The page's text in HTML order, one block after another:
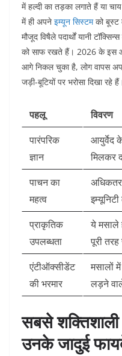
में हल्दी का तड़का लगाते हैं या
में ही अपने इम्यून सिस्टमको बूस्ट
मौजूद विषैले पदार्थों यानी
को साफ रखते हैं। 2026 के इस
आगे निकल चुका है, लोग वापस
जड़ी-बूटियों पर भरोसा दिखा रहे
पहलू
विवरण
पारंपरिक
ज्ञान
आयुर्वेद
मिलकर
पाचन का
महत्व
प्राकृतिक
उपलब्धता
ये मसाले
पूरी
एंटीऑक्सीडेंट
की भरमार
मसालों
लड़ने
सबसे
उनके जादुई